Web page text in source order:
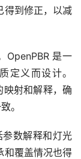
得到修正，以减
OpenPBR 是一
定义而设计。
映射和解释，确
。
数解释和灯光
和覆盖情况也得